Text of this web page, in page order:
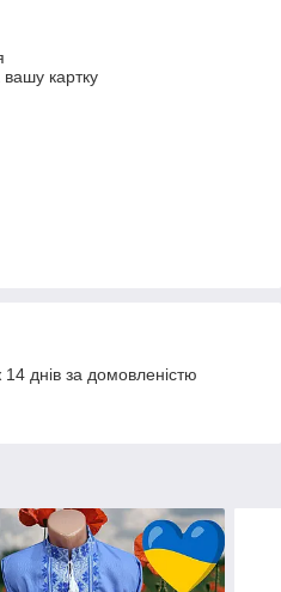
картку
днів за домовленістю